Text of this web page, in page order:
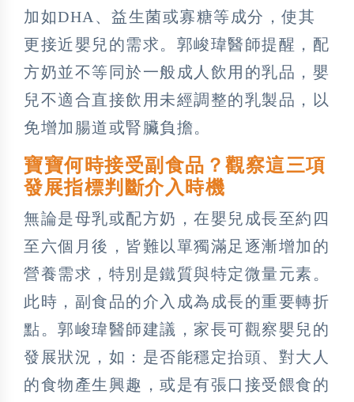
加如DHA、益生菌或寡糖等成分，使其
更接近嬰兒的需求。郭峻瑋醫師提醒，配
方奶並不等同於一般成人飲用的乳品，嬰
兒不適合直接飲用未經調整的乳製品，以
免增加腸道或腎臟負擔。
寶寶何時接受副食品？觀察這三項
發展指標判斷介入時機
無論是母乳或配方奶，在嬰兒成長至約四
至六個月後，皆難以單獨滿足逐漸增加的
營養需求，特別是鐵質與特定微量元素。
此時，副食品的介入成為成長的重要轉折
點。郭峻瑋醫師建議，家長可觀察嬰兒的
發展狀況，如：是否能穩定抬頭、對大人
的食物產生興趣，或是有張口接受餵食的